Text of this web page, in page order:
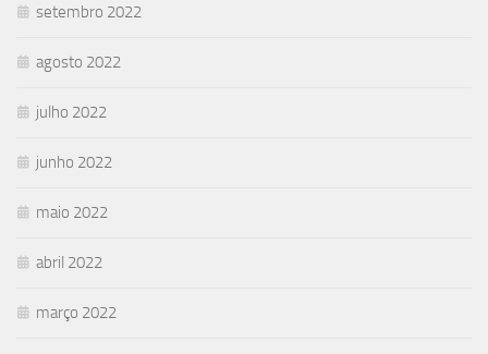
setembro 2022
agosto 2022
julho 2022
junho 2022
maio 2022
abril 2022
março 2022